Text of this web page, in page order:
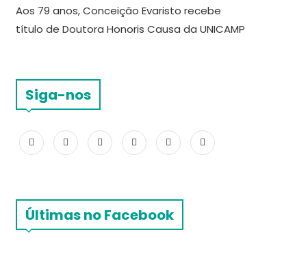
Aos 79 anos, Conceição Evaristo recebe
título de Doutora Honoris Causa da UNICAMP
Siga-nos
Últimas no Facebook